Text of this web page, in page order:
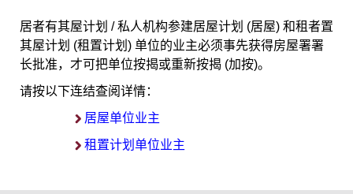
居者有其屋计划 / 私人机构参建居屋计划 (居屋) 和租者置
其屋计划 (租置计划) 单位的业主必须事先获得房屋署署
长批准，才可把单位按揭或重新按揭 (加按)。
请按以下连结查阅详情：
居屋单位业主
租置计划单位业主